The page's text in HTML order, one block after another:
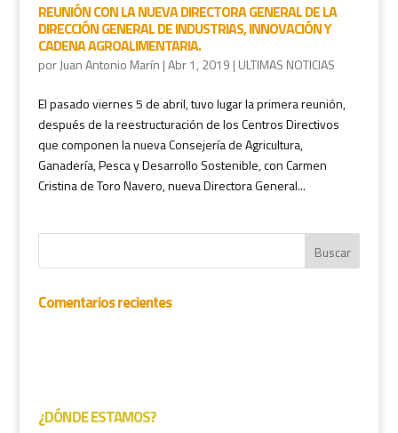
REUNIÓN CON LA NUEVA DIRECTORA GENERAL DE LA
DIRECCIÓN GENERAL DE INDUSTRIAS, INNOVACIÓN Y
CADENA AGROALIMENTARIA.
porJuan Antonio Marín |Abr 1, 2019 | ULTIMAS NOTICIAS
El pasado viernes 5 de abril, tuvo lugar la primera reunión,
después de la reestructuración de los Centros Directivos
que componen la nueva Consejería de Agricultura,
Ganadería, Pesca y Desarrollo Sostenible, con Carmen
Cristina de Toro Navero, nueva Directora General...
Comentarios recientes
¿DÓNDE ESTAMOS?